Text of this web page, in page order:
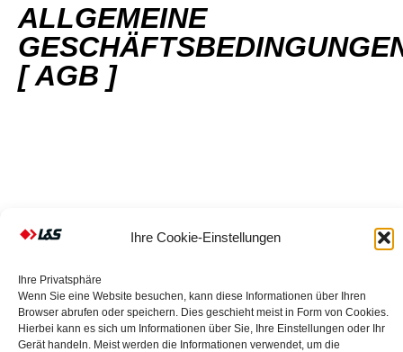
Ihre Cookie-Einstellungen
Ihre Privatsphäre
Wenn Sie eine Website besuchen, kann diese Informationen über Ihren
Browser abrufen oder speichern. Dies geschieht meist in Form von Cookies.
Hierbei kann es sich um Informationen über Sie, Ihre Einstellungen oder Ihr
Gerät handeln. Meist werden die Informationen verwendet, um die
ALLGEMEINE
[ AGB ]